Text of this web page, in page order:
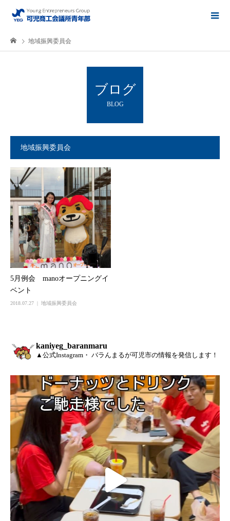
地域振興委員会
ブログ
BLOG
地域振興委員会
5月例会 manoオープニングイ
ベント
2018.07.27 地域振興委員会
kaniyeg_baranmaru
▲公式Instagram・ バラんまるが可児市の情報を発信します！